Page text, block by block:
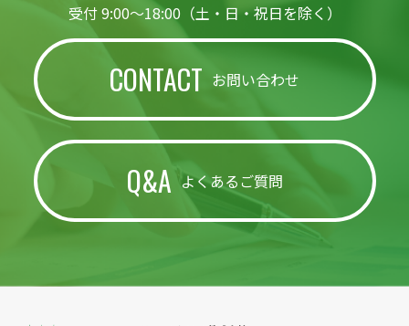
受付 9:00〜18:00（土・日・祝日を除く）
CONTACT お問い合わせ
Q&A よくあるご質問